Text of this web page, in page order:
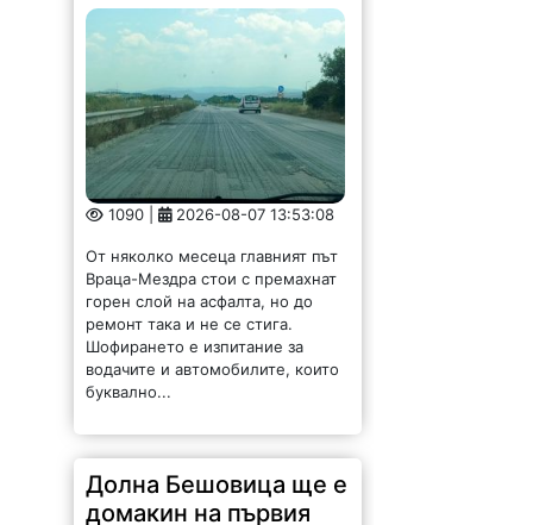
1090 | 2026-08-07 13:53:08
От няколко месеца главният път
Враца-Мездра стои с премахнат
горен слой на асфалта, но до
ремонт така и не се стига.
Шофирането е изпитание за
водачите и автомобилите, които
буквално...
Долна Бешовица ще е
домакин на първия